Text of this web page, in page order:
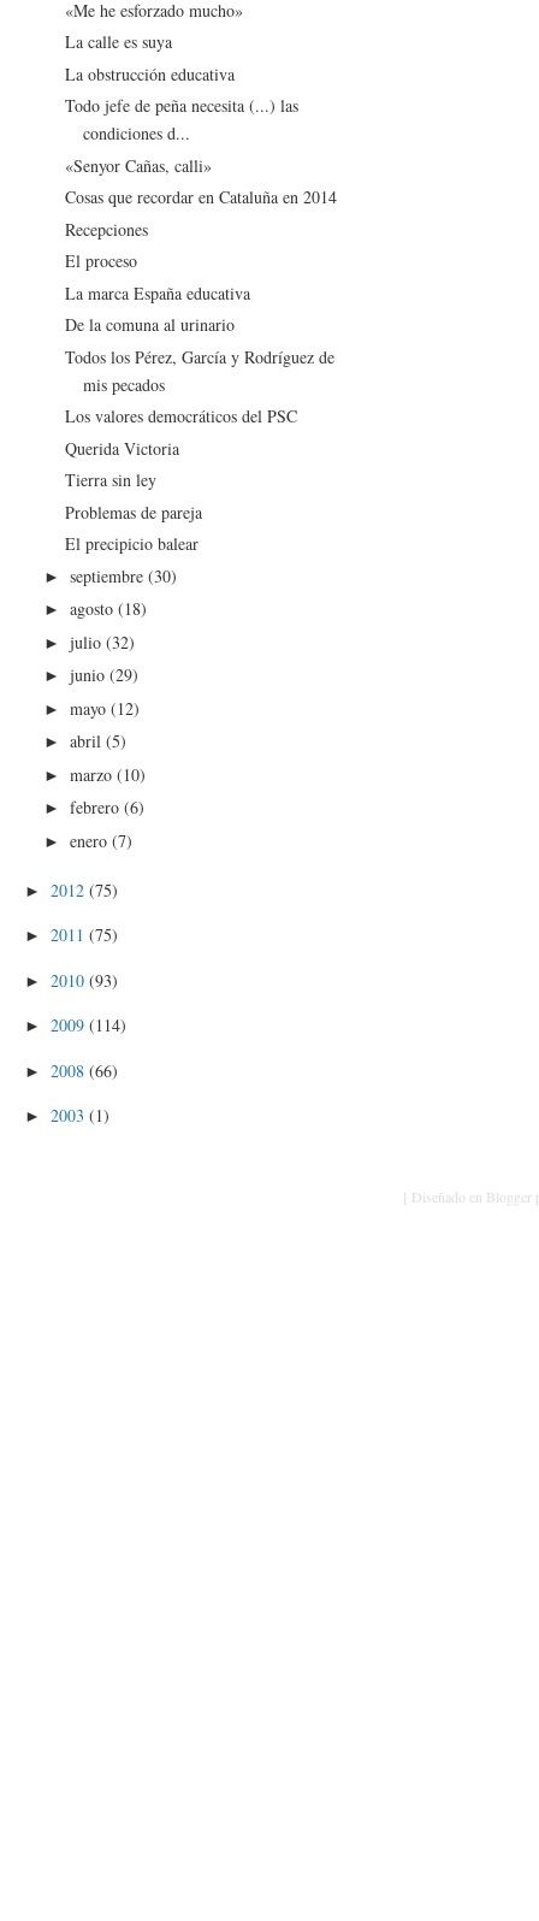
«Me he esforzado mucho»
La calle es suya
La obstrucción educativa
Todo jefe de peña necesita (...) las
condiciones d...
«Senyor Cañas, calli»
Cosas que recordar en Cataluña en 2014
Recepciones
El proceso
La marca España educativa
De la comuna al urinario
Todos los Pérez, García y Rodríguez de
mis pecados
Los valores democráticos del PSC
Querida Victoria
Tierra sin ley
Problemas de pareja
El precipicio balear
►septiembre(30)
►agosto(18)
►julio(32)
►junio(29)
►mayo(12)
►abril(5)
►marzo(10)
►febrero(6)
►enero(7)
► 2012 (75)
► 2011 (75)
► 2010 (93)
► 2009 (114)
► 2008 (66)
► 2003 (1)
[ Diseñado en Blogger